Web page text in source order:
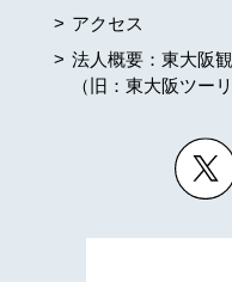
アクセス
法人概要：東大阪
（旧：東大阪ツー